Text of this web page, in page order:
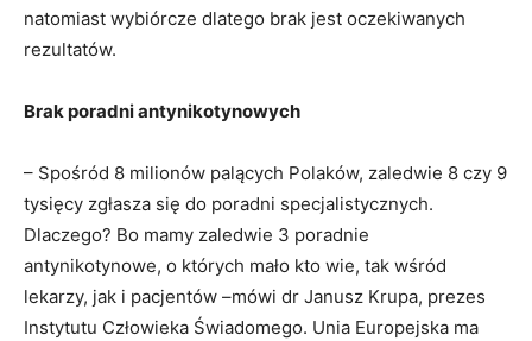
natomiast wybiórcze dlatego brak jest oczekiwanych
rezultatów.
Brak poradni antynikotynowych
– Spośród 8 milionów palących Polaków, zaledwie 8 czy 9
tysięcy zgłasza się do poradni specjalistycznych.
Dlaczego? Bo mamy zaledwie 3 poradnie
antynikotynowe, o których mało kto wie, tak wśród
lekarzy, jak i pacjentów –mówi dr Janusz Krupa, prezes
Instytutu Człowieka Świadomego. Unia Europejska ma